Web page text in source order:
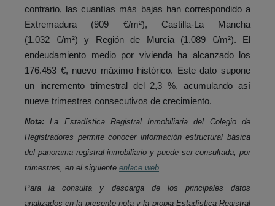
contrario, las cuantías más bajas han correspondido a
Extremadura (909 €/m²), Castilla-La Mancha
(1.032 €/m²) y Región de Murcia (1.089 €/m²). El
endeudamiento medio por vivienda ha alcanzado los
176.453 €, nuevo máximo histórico. Este dato supone
un incremento trimestral del 2,3 %, acumulando así
nueve trimestres consecutivos de crecimiento.
Nota:La Estadística Registral Inmobiliaria del Colegio de
Registradores permite conocer información estructural básica
del panorama registral inmobiliario y puede ser consultada, por
trimestres, en el siguiente enlace web
Para la consulta y descarga de los principales datos
analizados en la presente nota y la propia Estadística Registral